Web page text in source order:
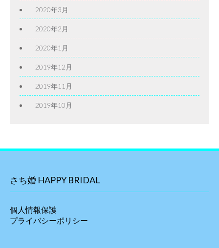
2020年3月
2020年2月
2020年1月
2019年12月
2019年11月
2019年10月
さち婚 HAPPY BRIDAL
個人情報保護
プライバシーポリシー